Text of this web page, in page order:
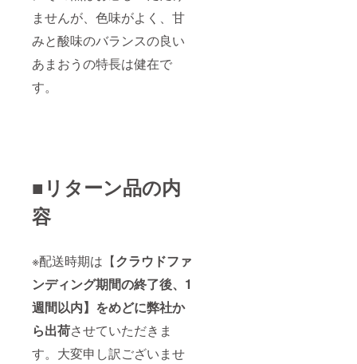
ませんが、色味がよく、甘
みと酸味のバランスの良い
あまおうの特長は健在で
す。
■リターン品の内
容
※配送時期は【クラウドファ
ンディング期間の終了後、1
週間以内】をめどに弊社か
ら出荷させていただきま
す。大変申し訳ございませ